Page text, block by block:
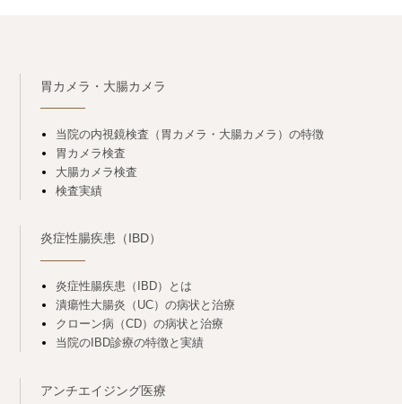
胃カメラ・大腸カメラ
当院の内視鏡検査（胃カメラ・大腸カメラ）の特徴
胃カメラ検査
大腸カメラ検査
検査実績
炎症性腸疾患（IBD）
炎症性腸疾患（IBD）とは
潰瘍性大腸炎（UC）の病状と治療
クローン病（CD）の病状と治療
当院のIBD診療の特徴と実績
アンチエイジング医療